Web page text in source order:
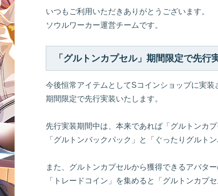
いつもご利用いただきありがとうございます。
ソウルワーカー運営チームです。
「グルトンカプセル」期間限定で先行
今後恒常アイテムとしてSコインショップに実
期間限定で先行実装いたします。
先行実装期間中は、本来であれば「グルトンカ
「グルトンバックパック」と「ぐったりグルト
また、グルトンカプセルから獲得できるアバタ
「トレードコイン」を集めると「グルトンカプ